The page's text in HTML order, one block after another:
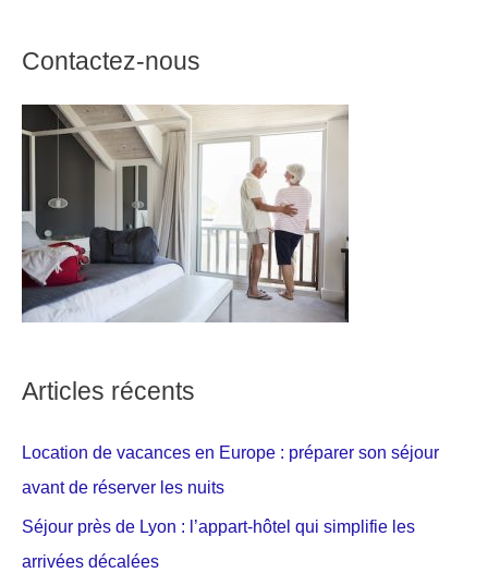
Contactez-nous
Articles récents
Location de vacances en Europe : préparer son séjour
avant de réserver les nuits
Séjour près de Lyon : l’appart-hôtel qui simplifie les
arrivées décalées